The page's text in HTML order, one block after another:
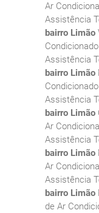
Ar
Assistência
bairro Limão
Condicionado
Assistência
bairro Limão
Condicionado
Assistência
bairro Limão
Ar
Assistência
bairro Limão
Ar
Assistência
bairro Limão
de Ar